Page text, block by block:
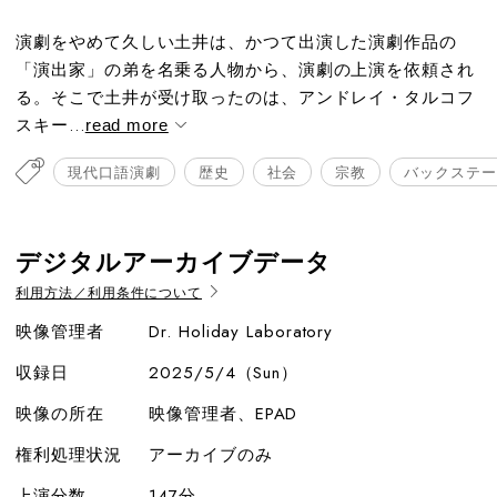
演劇をやめて久しい土井は、かつて出演した演劇作品の
「演出家」の弟を名乗る人物から、演劇の上演を依頼され
る。そこで土井が受け取ったのは、アンドレイ・タルコフ
スキー...read more
現代口語演劇 歴史 社会 宗教 バックステ
デジタルアーカイブデータ
利用方法／利用条件について
映像管理者
Dr. Holiday Laboratory
収録日
2025/5/4（Sun）
映像の所在
映像管理者、EPAD
権利処理状況
アーカイブのみ